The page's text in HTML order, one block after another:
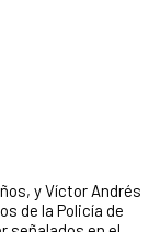
y Víctor Andrés
de la Policía de